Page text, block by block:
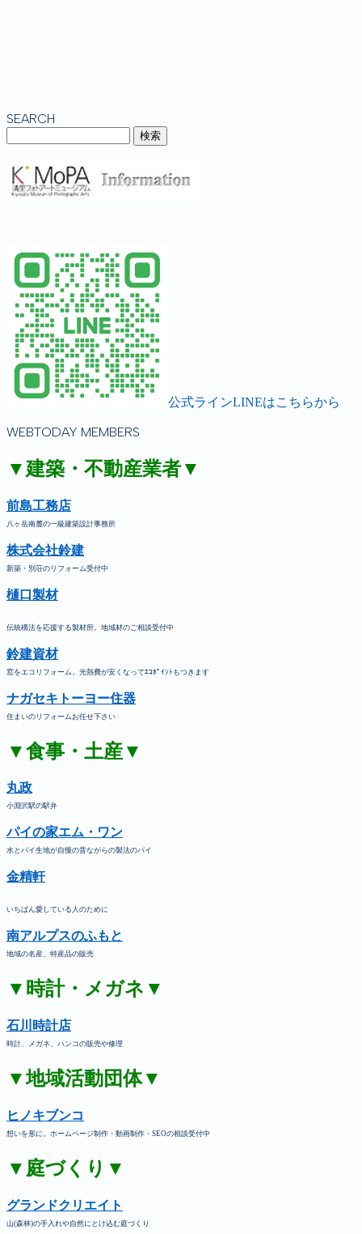
SEARCH
公式ラインLINEはこちらから
WEBTODAY MEMBERS
▼建築・不動産業者▼
前島工務店
八ヶ岳南麓の一級建築設計事務所
株式会社鈴建
新築・別荘のリフォーム受付中
樋口製材
伝統構法を応援する製材所。地域材のご相談受付中
鈴建資材
窓をエコリフォーム。光熱費が安くなってｴｺﾎﾟｲﾝﾄもつきます
ナガセキトーヨー住器
住まいのリフォームお任せ下さい
▼食事・土産▼
丸政
小淵沢駅の駅弁
パイの家エム・ワン
水とパイ生地が自慢の昔ながらの製法のパイ
金精軒
いちばん愛している人のために
南アルプスのふもと
地域の名産、特産品の販売
▼時計・メガネ▼
石川時計店
時計、メガネ、ハンコの販売や修理
▼地域活動団体▼
ヒノキブンコ
想いを形に。ホームページ制作・動画制作・SEOの相談受付中
▼庭づくり▼
グランドクリエイト
山(森林)の手入れや自然にとけ込む庭づくり